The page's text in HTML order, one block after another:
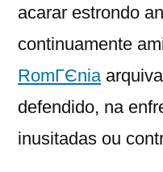
acarar estrondo
continuamente
RomГЄnia
defendido, na
inusitadas ou